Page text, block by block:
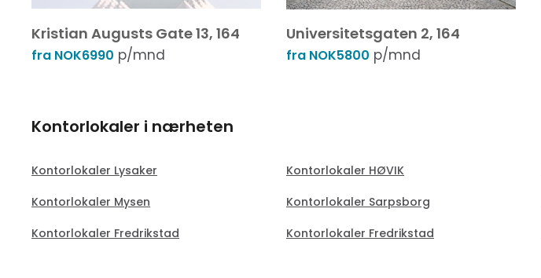
Kristian Augusts Gate 13, 164
fra NOK6990 p/mnd
Universitetsgaten 2, 164
fra NOK5800 p/mnd
Kontorlokaler i nærheten
Kontorlokaler Lysaker Kontorlokaler HØVIK
Kontorlokaler Mysen
Kontorlokaler Sarpsborg
Kontorlokaler Fredrikstad
Kontorlokaler Fredrikstad